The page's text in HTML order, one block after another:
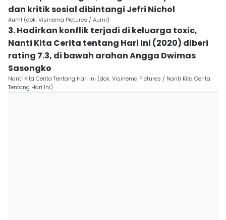
dan kritik sosial dibintangi Jefri Nichol
Aum! (dok. Visinema Pictures / Aum!)
3. Hadirkan konflik terjadi di keluarga toxic,
Nanti Kita Cerita tentang Hari Ini (2020) diberi
rating 7.3, di bawah arahan Angga Dwimas
Sasongko
Nanti Kita Cerita Tentang Hari Ini (dok. Visinema Pictures / Nanti Kita Cerita
Tentang Hari Ini)